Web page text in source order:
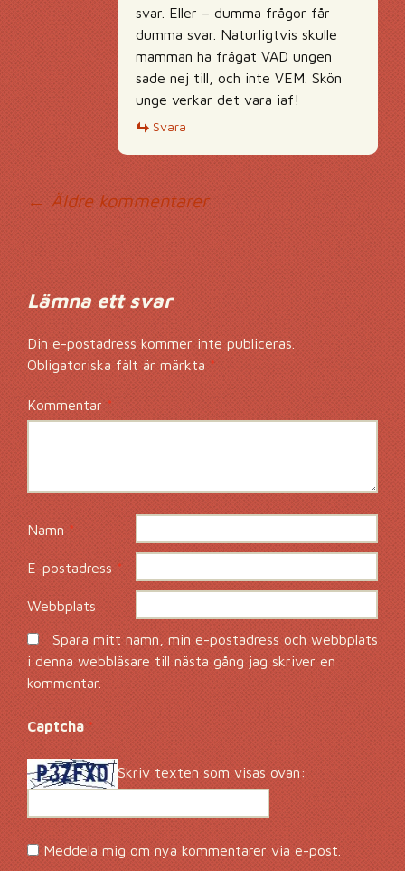
svar. Eller – dumma frågor får
dumma svar. Naturligtvis skulle
mamman ha frågat VAD ungen
sade nej till, och inte VEM. Skön
unge verkar det vara iaf!
Svara
← Äldre kommentarer
Lämna ett svar
Din e-postadress kommer inte publiceras.
Obligatoriska fält är märkta*
Kommentar*
Namn *
E-postadress*
Webbplats
Spara mitt namn, min e-postadress och webbplats
i denna webbläsare till nästa gång jag skriver en
kommentar.
Captcha*
Skriv texten som visas ovan:
Meddela mig om nya kommentarer via e-post.